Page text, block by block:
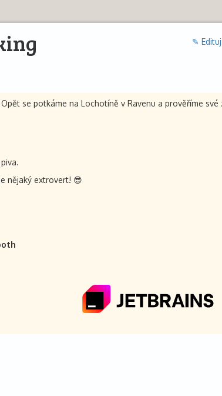
✎
se potkáme na Lochotíně v Ravenu a prověříme své
nějaký extrovert! 😎